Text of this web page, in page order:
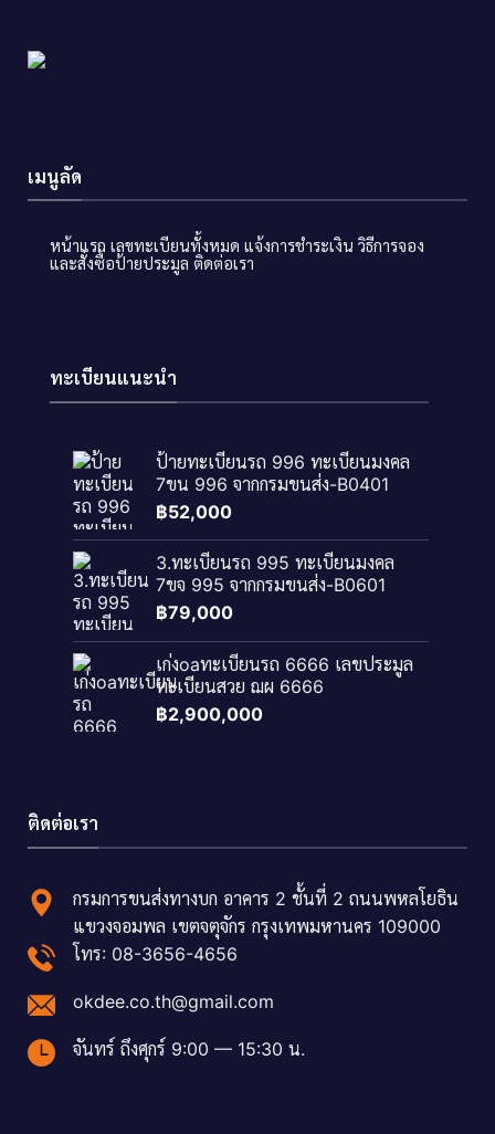
เมนูลัด
หน้าแรก เลขทะเบียนทั้งหมด แจ้งการชำระเงิน วิธีการจอง
และสั่งซื้อป้ายประมูล ติดต่อเรา
ทะเบียนแนะนำ
ป้ายทะเบียนรถ 996 ทะเบียนมงคล
7ขน 996 จากกรมขนส่ง-B0401
฿52,000
3.ทะเบียนรถ 995 ทะเบียนมงคล
7ขจ 995 จากกรมขนส่ง-B0601
฿79,000
เก่งoaทะเบียนรถ 6666 เลขประมูล
ทะเบียนสวย ฌผ 6666
฿2,900,000
ติดต่อเรา
กรมการขนส่งทางบก อาคาร 2 ชั้นที่ 2 ถนนพหลโยธิน
แขวงจอมพล เขตจตุจักร กรุงเทพมหานคร 109000
โทร: 08-3656-4656
okdee.co.th@gmail.com
จันทร์ ถึงศุกร์ 9:00 — 15:30 น.